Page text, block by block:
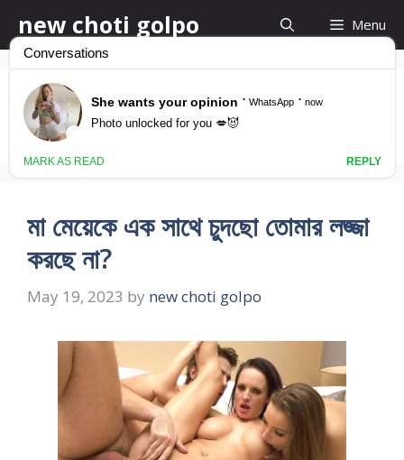
to
content
new choti golpo Menu
মা মেয়ে চটি
মা মেয়েকে এক সাথে চুদছো তোমার লজ্জা
করছে না?
May 19, 2023 by new choti golpo